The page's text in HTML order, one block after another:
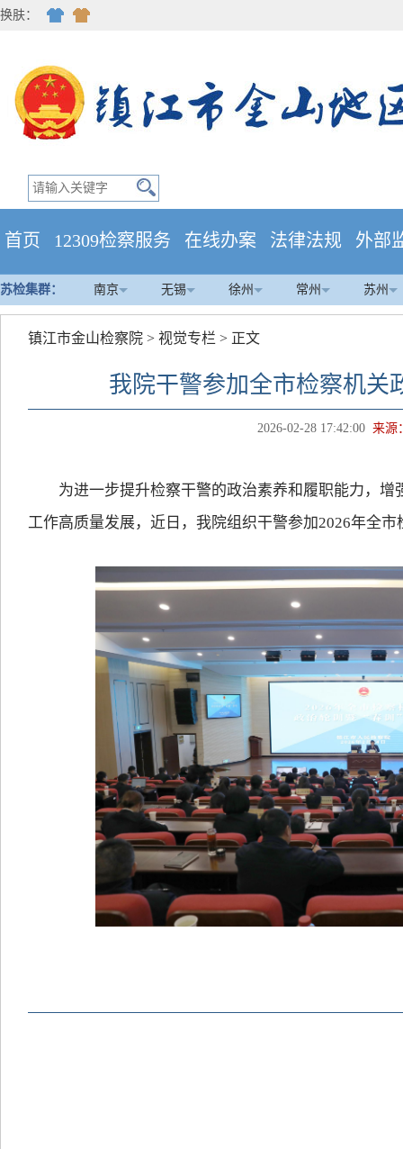
换肤：
首页 12309检察服务 在线办案 法律法规 外部
苏检集群： 南京 无锡 徐州 常州 苏州
镇江市金山检察院 > 视觉专栏 > 正文
我院干警参加全市检察机关
2026-02-28 17:42:00 来源
为进一步提升检察干警的政治素养和履职能力，增
工作高质量发展，近日，我院组织干警参加2026年全